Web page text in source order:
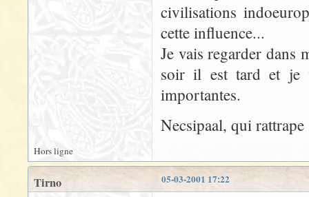
civilisations
cette influence...
Je vais regarder dans
soir il est tard et je
importantes.
Necsipaal, qui
Hors ligne
05-03-2001 17:22
Tirno